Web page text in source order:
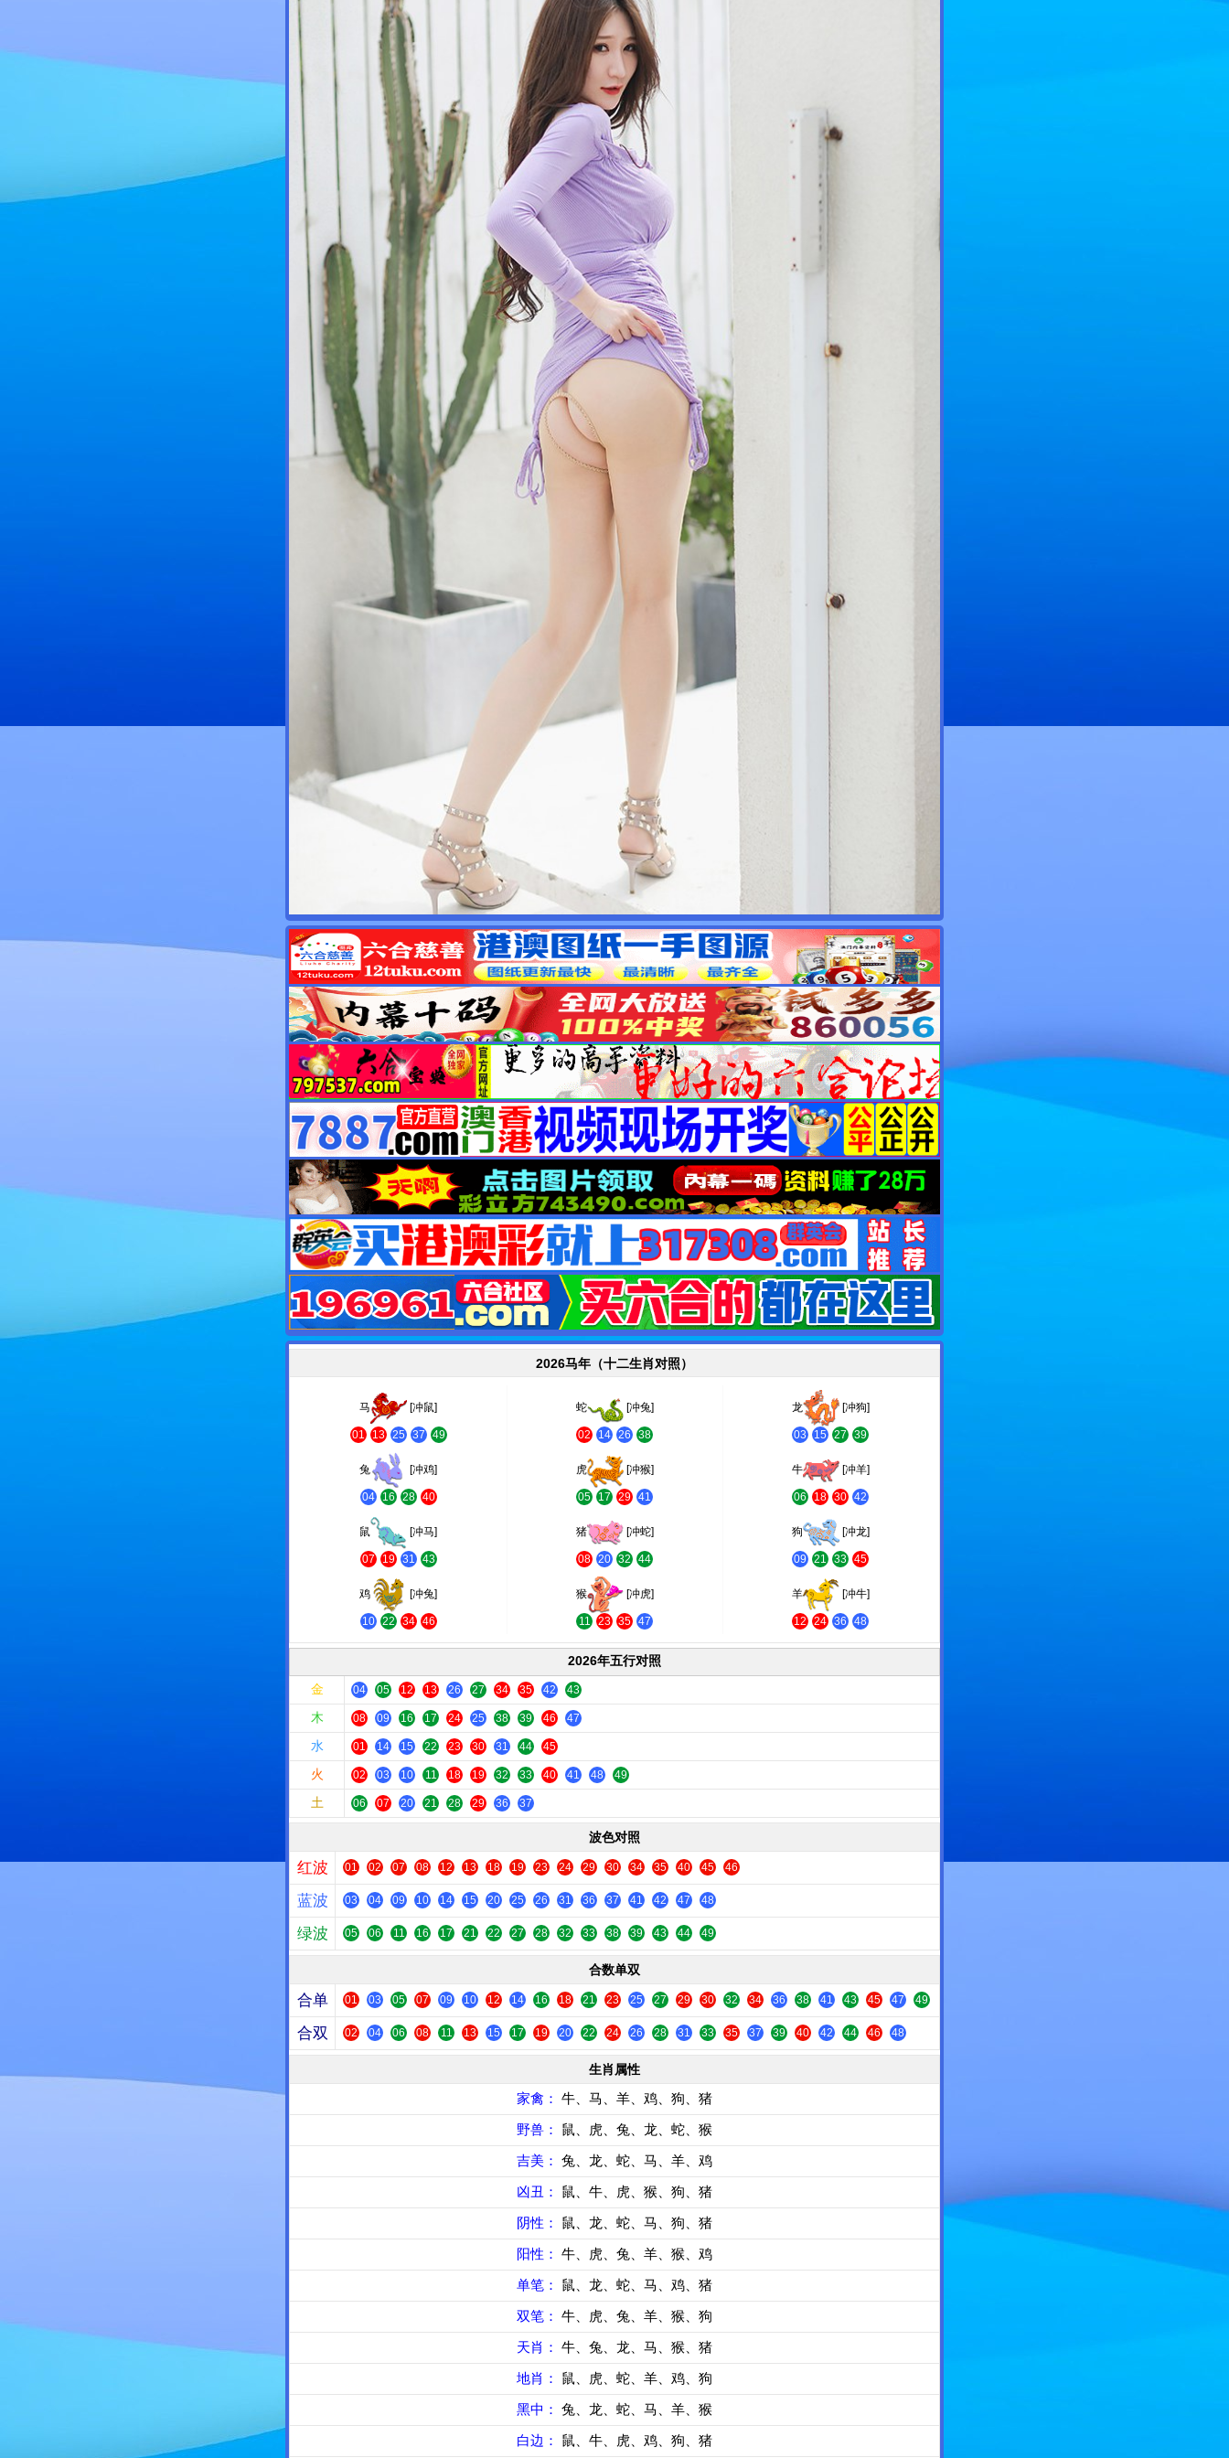
2026马年（十二生肖对照）
马 [冲鼠]
01 13 25 37 49
蛇 [冲兔]
02 14 26 38
龙 [冲狗]
03 15 27 39
兔 [冲鸡]
04 16 28 40
虎 [冲猴]
05 17 29 41
牛 [冲羊]
06 18 30 42
鼠 [冲马]
07 19 31 43
猪 [冲蛇]
08 20 32 44
狗 [冲龙]
09 21 33 45
鸡 [冲兔]
10 22 34 46
猴 [冲虎]
11 23 35 47
羊 [冲牛]
12 24 36 48
2026年五行对照
金
04 05 12 13 26 27 34 35 42 43
木 08 09 16 17 24 25 38 39 46 47
水 01 14 15 22 23 30 31 44 45
火 02 03 10 11 18 19 32 33 40 41 48 49
土 06 07 20 21 28 29 36 37
波色对照
红波 01 02 07 08 12 13 18 19 23 24 29 30 34 35 40 45 46
蓝波 03 04 09 10 14 15 20 25 26 31 36 37 41 42 47 48
绿波 05 06 11 16 17 21 22 27 28 32 33 38 39 43 44 49
合数单双
合单 01 03 05 07 09 10 12 14 16 18 21 23 25 27 29 30 32 34 36 38 41 43 45 47 49
合双 02 04 06 08 11 13 15 17 19 20 22 24 26 28 31 33 35 37 39 40 42 44 46 48
生肖属性
家禽： 牛、马、羊、鸡、狗、猪
野兽： 鼠、虎、兔、龙、蛇、猴
吉美： 兔、龙、蛇、马、羊、鸡
凶丑： 鼠、牛、虎、猴、狗、猪
阴性： 鼠、龙、蛇、马、狗、猪
阳性： 牛、虎、兔、羊、猴、鸡
单笔： 鼠、龙、蛇、马、鸡、猪
双笔： 牛、虎、兔、羊、猴、狗
天肖： 牛、兔、龙、马、猴、猪
地肖： 鼠、虎、蛇、羊、鸡、狗
黑中： 兔、龙、蛇、马、羊、猴
白边： 鼠、牛、虎、鸡、狗、猪